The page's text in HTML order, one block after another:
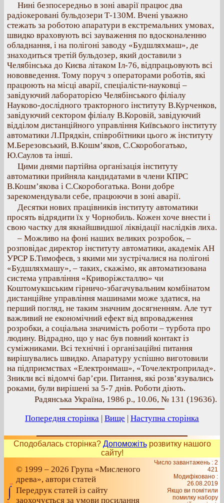
Нині безпосередньо в зоні аварії працює два
радіокеровані бульдозери Т-130М. Вчені уважно
стежать за роботою апаратури в екстремальних умовах,
швидко враховують всі зауваження по вдосконаленню
обладнання, і на полігоні заводу «Будшляхмаш», де
знаходиться третій бульдозер, який доставили з
Челябінська до Києва літаком Іл-76, відпрацьовують всі
нововведення. Тому поруч з операторами роботів, які
працюють на місці аварії, спеціалісти-науковці –
завідуючий лабораторією Челябінського філіалу
Науково-дослідного тракторного інституту В.Курченков,
завідуючий сектором філіалу В.Коровій, завідуючий
відділом дистанційного управління Київського інституту
автоматики Л.Прядкін, співробітники цього ж інституту
М.Березовський, В.Кошм’яков, С.Скоробогатько,
Ю.Саулов та інші.
Цими днями партійна організація інституту
автоматики прийняла кандидатами в члени КПРС
В.Кошм’якова і С.Скоробогатька. Вони добре
зарекомендували себе, працюючи в зоні аварії.
Десятки нових працівників інституту автоматики
просять відрядити їх у Чорнобиль. Кожен хоче внести і
свою частку для якнайшвидшої ліквідації наслідків лиха.
– Можливо на фоні наших великих розробок, –
розповідає директор інституту автоматики, академік АН
УРСР Б.Тимофеєв, з якими ми зустрічалися на полігоні
«Будшляхмашу», – таких, скажімо, як автоматизована
система управління «Криворіжсталлю» чи
Коштомукшським гірничо-збагачувальним комбінатом
дистанційне управління машинами може здатися, на
перший погляд, не таким значним досягненням. Але тут
важливий не економічний ефект від впровадження
розробки, а соціальна значимість роботи – турбота про
людину. Відрадно, що у нас був повний контакт із
суміжниками. Всі технічні і організаційні питання
вирішувались швидко. Апаратуру успішно виготовили
на підприємствах «Електронмаш», «Точелектроприлад».
Зникли всі відомчі бар’єри. Питання, які розв’язувались
роками, були вирішені за 5-7 днів. Роботи діють.
Радянська Україна, 1986 р., 10.06, № 131 (19636).
Попередня сторінка | Вище | Наступна сторінка
Сподобалась сторінка? Допоможітьрозвитку нашого
сайту!
© 1999 – 2026 Група «Мисленого
древа», автори статей
Передрук статей із сайту
заохочується за умови посилання
Число завантажень : 2
421
Модифіковано :
26.08.2019
Якщо ви помітили
помилку набору